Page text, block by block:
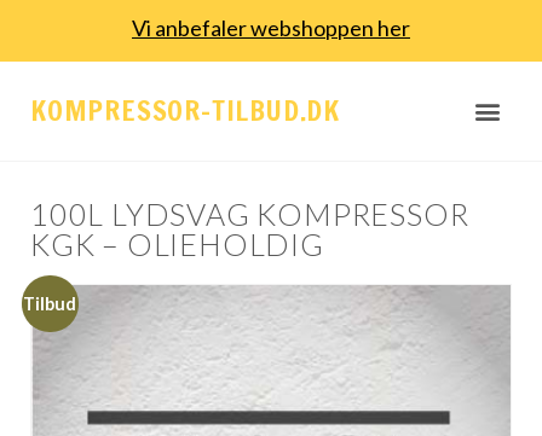
Vi anbefaler webshoppen her
KOMPRESSOR-TILBUD.DK
100L LYDSVAG KOMPRESSOR
KGK – OLIEHOLDIG
Tilbud